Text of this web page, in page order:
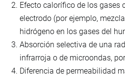
Efecto calorífico de los gases
electrodo (por ejemplo,
hidrógeno en los gases del
Absorción selectiva de una
infrarroja o de microondas,
Diferencia de permeabilidad